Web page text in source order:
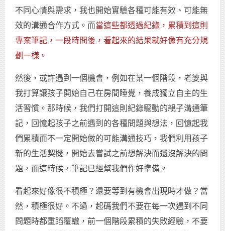
不同心情與需求，我也開始實驗各種可能有效、可能無
效的溝通合作方式。而當這些都透過紀錄，累積到這則
專案筆記，一段時間後，看起來的結果就好像有充分規
劃一樣。
然後，或許遇到一個機會，例如在某一個階段，老婆與
我打算讓孩子開始自己在房間睡覺，養成獨立自主的生
活習慣。那時候，我們打開這則紀錄驅動的親子溝通筆
記，回憶起孩子之前遇到的各種問題與想法，回憶起我
們累積而不一定開始做的可能溝通技巧，我們利用孩子
新的生活契機，開始去嘗試之前想解決而還沒解決的問
題，而這時候，筆記已經幫我們作好準備。
看起來好像很不積極？還要等到有機會出現時才做？當
然，積極很好。不過，起碼我們不要在每一次遇到不同
問題時都重蹈覆轍，前一個階段累積的失敗經驗，不要